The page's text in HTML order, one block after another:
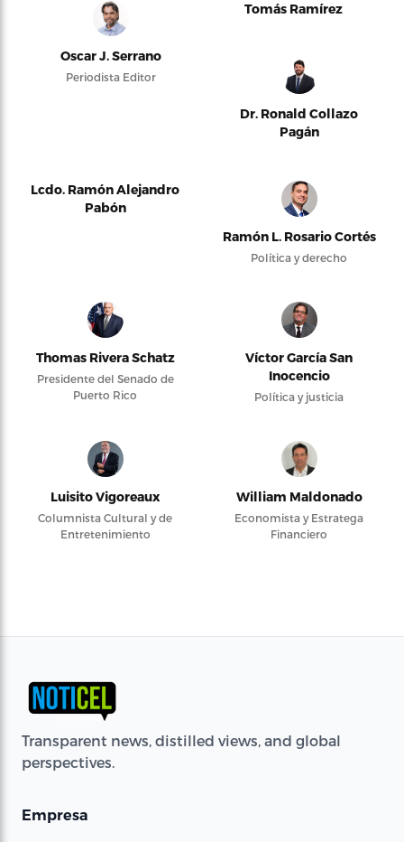
Oscar J. Serrano
Periodista Editor
Tomás Ramírez
Dr. Ronald Collazo
Pagán
Lcdo. Ramón Alejandro
Pabón
Ramón L. Rosario Cortés
Política y derecho
Thomas Rivera Schatz
Presidente del Senado de
Puerto Rico
Víctor García San
Inocencio
Política y justicia
Luisito Vigoreaux
Columnista Cultural y de
Entretenimiento
William Maldonado
Economista y Estratega
Financiero
Transparent news, distilled views, and global
perspectives.
Empresa